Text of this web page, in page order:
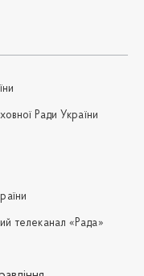
Ради України
телеканал «Рада»